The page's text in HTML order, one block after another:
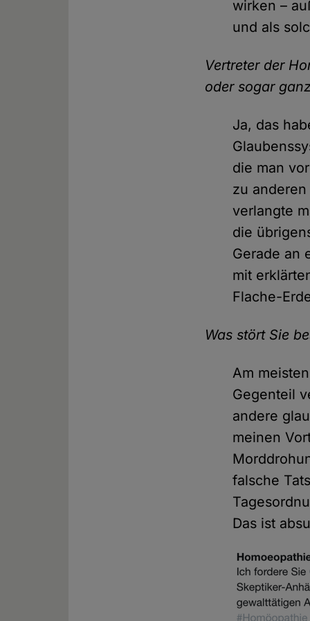
wirken –
und als
Vertreter der
oder sogar
Ja, das
die man
zu
verlangte
die
Gerade an
mit
Flache-
Was stört Sie
Am
Gegenteil
andere
meinen
falsche
Das ist